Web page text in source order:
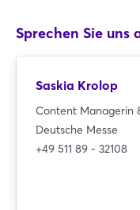
Sprechen Sie uns
Saskia Krolop
Content Managerin
Deutsche Messe
+49 511 89 - 32108